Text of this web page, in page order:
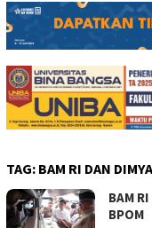
TAG: BAM RI DAN
BAM
BPOM